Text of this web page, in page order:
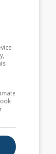
from
data) may be
used specifically
data.
on the basis of
your options
menu to